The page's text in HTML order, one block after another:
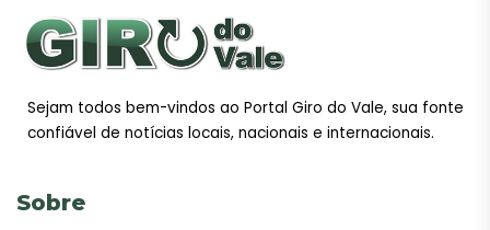
Sejam todos bem-vindos ao Portal Giro do Vale, sua fonte
confiável de notícias locais, nacionais e internacionais.
Sobre